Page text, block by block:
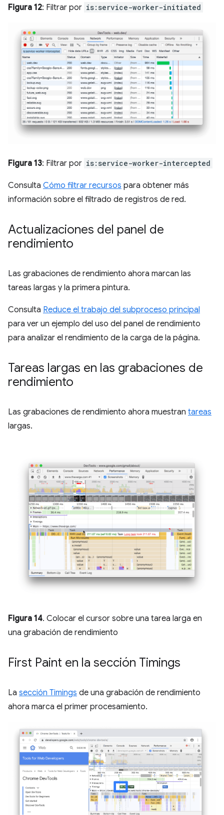
Figura 12: Filtrar por is:service-worker-initiated
Figura 13: Filtrar por is:service-worker-intercepted
Consulta Cómo filtrar recursos para obtener más
información sobre el filtrado de registros de red.
Actualizaciones del panel de
rendimiento
Las grabaciones de rendimiento ahora marcan las
tareas largas y la primera pintura.
Consulta Reduce el trabajo del subproceso principal
para ver un ejemplo del uso del panel de rendimiento
para analizar el rendimiento de la carga de la página.
Tareas largas en las grabaciones de
rendimiento
Las grabaciones de rendimiento ahora muestran tareas
largas.
Figura 14. Colocar el cursor sobre una tarea larga en
una grabación de rendimiento
First Paint en la sección Timings
La sección Timings de una grabación de rendimiento
ahora marca el primer procesamiento.